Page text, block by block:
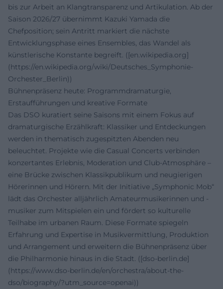
bis zur Arbeit an Klangtransparenz und Artikulation. Ab der
Saison 2026/27 übernimmt Kazuki Yamada die
Chefposition; sein Antritt markiert die nächste
Entwicklungsphase eines Ensembles, das Wandel als
künstlerische Konstante begreift. ([en.wikipedia.org]
(https://en.wikipedia.org/wiki/Deutsches_Symphonie-
Orchester_Berlin))
Bühnenpräsenz heute: Programmdramaturgie,
Erstaufführungen und kreative Formate
Das DSO kuratiert seine Saisons mit einem Fokus auf
dramaturgische Erzählkraft: Klassiker und Entdeckungen
werden in thematisch zugespitzten Abenden neu
beleuchtet. Projekte wie die Casual Concerts verbinden
konzertantes Erlebnis, Moderation und Club-Atmosphäre –
eine Brücke zwischen Klassikpublikum und neugierigen
Hörerinnen und Hörern. Mit der Initiative „Symphonic Mob“
lädt das Orchester alljährlich Amateurmusikerinnen und -
musiker zum Mitspielen ein und fördert so kulturelle
Teilhabe im urbanen Raum. Diese Formate spiegeln
Erfahrung und Expertise in Musikvermittlung, Produktion
und Arrangement und erweitern die Bühnenpräsenz über
die Philharmonie hinaus in die Stadt. ([dso-berlin.de]
(https://www.dso-berlin.de/en/orchestra/about-the-
dso/biography/?utm_source=openai))